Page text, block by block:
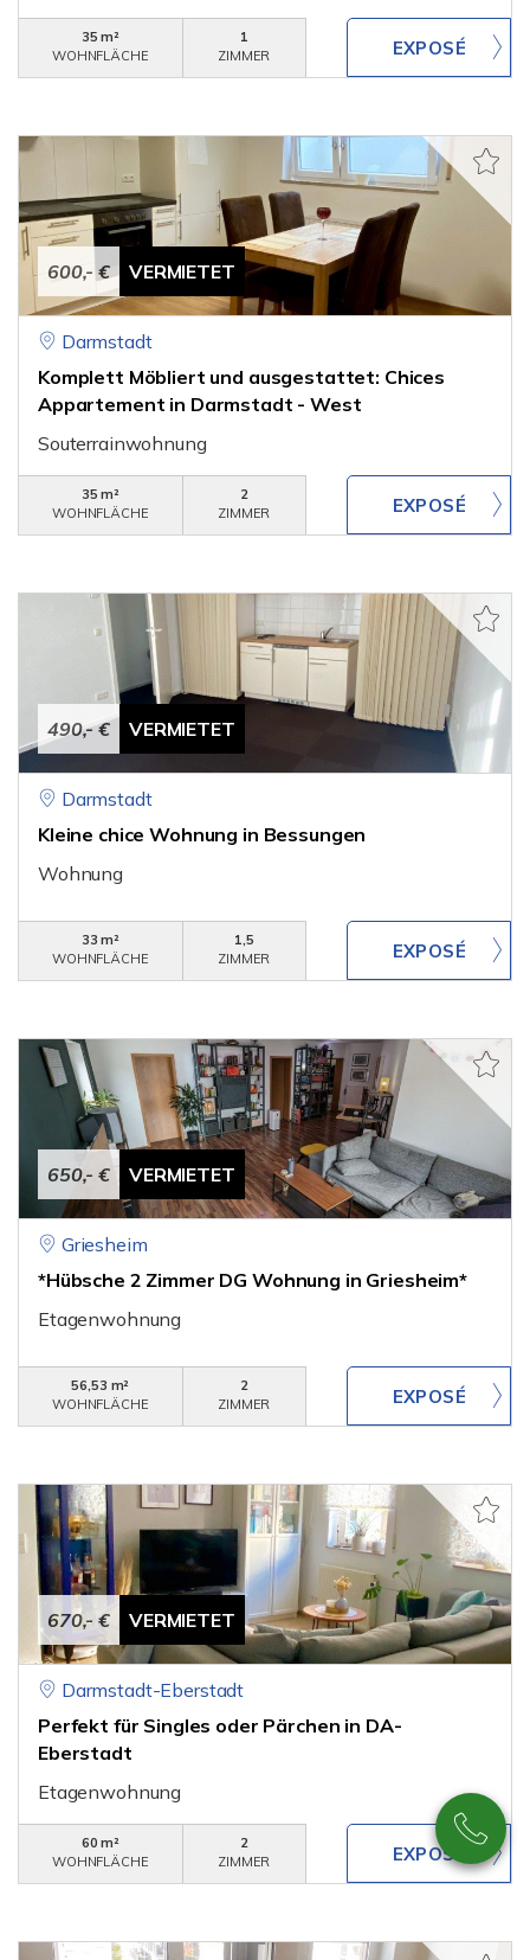
35 m²
WOHNFLÄCHE
1
ZIMMER
600,- € VERMIETET
Darmstadt
Komplett Möbliert und ausgestattet: Chices
Appartement in Darmstadt - West
Souterrainwohnung
35 m²
WOHNFLÄCHE
2
ZIMMER
490,- € VERMIETET
Darmstadt
Kleine chice Wohnung in Bessungen
Wohnung
33 m²
WOHNFLÄCHE
1,5
ZIMMER
650,- € VERMIETET
Griesheim
*Hübsche 2 Zimmer DG Wohnung in Griesheim*
Etagenwohnung
56,53 m²
WOHNFLÄCHE
2
ZIMMER
670,- € VERMIETET
Darmstadt-Eberstadt
Perfekt für Singles oder Pärchen in DA-
Eberstadt
Etagenwohnung
60 m²
WOHNFLÄCHE
2
ZIMMER